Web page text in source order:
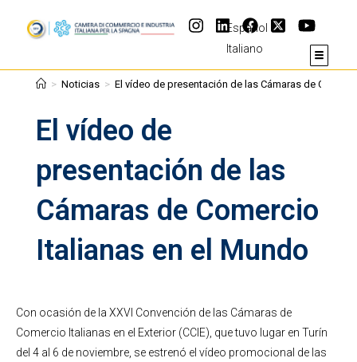
Español
Italiano
El vídeo de
presentación de las
Cámaras de Comercio
Italianas en el Mundo
> Noticias > El vídeo de presentación de las Cámaras de
Con ocasión de la XXVI Convención de las Cámaras de
Comercio Italianas en el Exterior (CCIE), que tuvo lugar en Turín
del 4 al 6 de noviembre, se estrenó el vídeo promocional de las